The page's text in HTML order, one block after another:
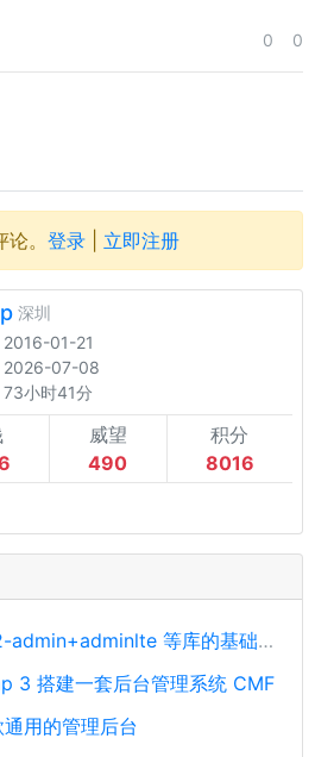
0 0
。 登录 立即注册
深圳
2016-01-21
2026-07-08
小时41分
威望
490
积分
8016
整合完 yii2-rbac+yii2-admin+adminlte 等库的基础开发后台源码
3 搭建一套后台管理系统 CMF
用的管理后台